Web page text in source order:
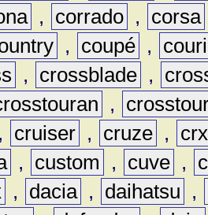
, corrado , corsa
, coupé ,
, crossblade ,
,
, cruiser , cruze ,
crx
, custom , cuve ,
, dacia , daihatsu
,